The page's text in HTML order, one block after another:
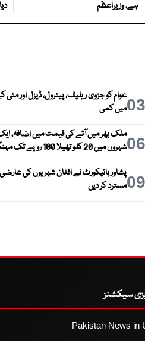
ہے، وزیراعظم
دیا
03عوام کو جزوی ریلیف، پیٹرول، ڈیزل اور
میں کمی
06ملک بھر میں آٹے کی قیمت میں اضافہ،
شہروں میں 20 کلو تھیلا 100 روپے تک مہنگا
09پشاور ہائیکورٹ نے افغان شہریوں کی
مسترد کر دیں
سیکشنز
Pakistan News in